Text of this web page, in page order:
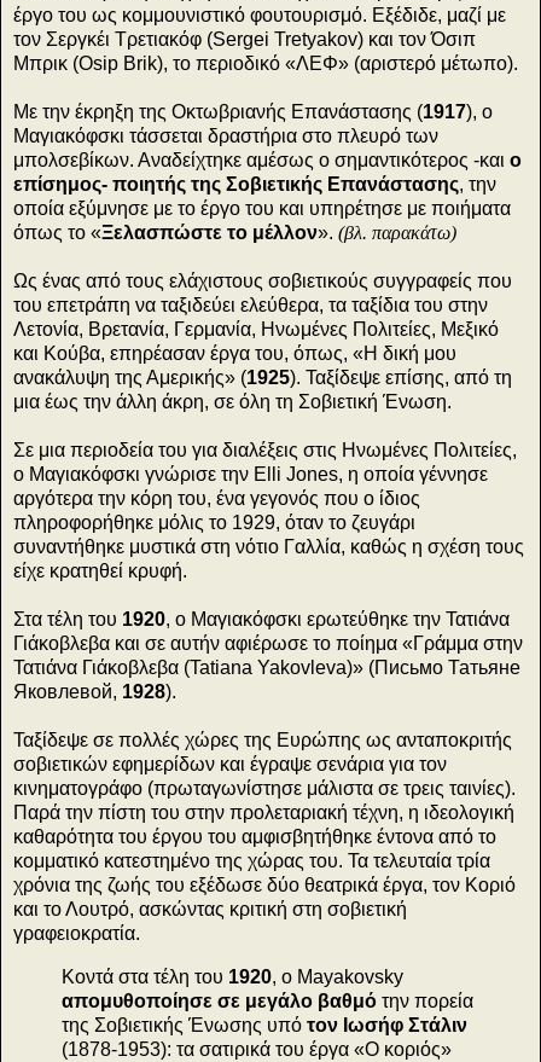
έργο του ως κομμουνιστικό φουτουρισμό. Εξέδιδε, μαζί με
τον Σεργκέι Τρετιακόφ (Sergei Tretyakov) και τον Όσιπ
Μπρικ (Osip Brik), το περιοδικό «ΛΕΦ» (αριστερό μέτωπο).
Με την έκρηξη της Οκτωβριανής Επανάστασης (1917), ο
Μαγιακόφσκι τάσσεται δραστήρια στο πλευρό των
μπολσεβίκων. Αναδείχτηκε αμέσως ο σημαντικότερος -και ο
επίσημος- ποιητής της Σοβιετικής Επανάστασης, την
οποία εξύμνησε με το έργο του και υπηρέτησε με ποιήματα
όπως το «Ξελασπώστε το μέλλον». (βλ. παρακάτω)
Ως ένας από τους ελάχιστους σοβιετικούς συγγραφείς που
του επετράπη να ταξιδεύει ελεύθερα, τα ταξίδια του στην
Λετονία, Βρετανία, Γερμανία, Ηνωμένες Πολιτείες, Μεξικό
και Κούβα, επηρέασαν έργα του, όπως, «Η δική μου
ανακάλυψη της Αμερικής» (1925). Ταξίδεψε επίσης, από τη
μια έως την άλλη άκρη, σε όλη τη Σοβιετική Ένωση.
Σε μια περιοδεία του για διαλέξεις στις Ηνωμένες Πολιτείες,
ο Μαγιακόφσκι γνώρισε την Elli Jones, η οποία γέννησε
αργότερα την κόρη του, ένα γεγονός που ο ίδιος
πληροφορήθηκε μόλις το 1929, όταν το ζευγάρι
συναντήθηκε μυστικά στη νότιο Γαλλία, καθώς η σχέση τους
είχε κρατηθεί κρυφή.
Στα τέλη του 1920, ο Μαγιακόφσκι ερωτεύθηκε την Τατιάνα
Γιάκοβλεβα και σε αυτήν αφιέρωσε το ποίημα «Γράμμα στην
Τατιάνα Γιάκοβλεβα (Tatiana Yakovleva)» (Письмо Татьяне
Яковлевой, 1928).
Ταξίδεψε σε πολλές χώρες της Ευρώπης ως ανταποκριτής
σοβιετικών εφημερίδων και έγραψε σενάρια για τον
κινηματογράφο (πρωταγωνίστησε μάλιστα σε τρεις ταινίες).
Παρά την πίστη του στην προλεταριακή τέχνη, η ιδεολογική
καθαρότητα του έργου του αμφισβητήθηκε έντονα από το
κομματικό κατεστημένο της χώρας του. Τα τελευταία τρία
χρόνια της ζωής του εξέδωσε δύο θεατρικά έργα, τον Κοριό
και το Λουτρό, ασκώντας κριτική στη σοβιετική
γραφειοκρατία.
Κοντά στα τέλη του 1920, ο Mayakovsky
απομυθοποίησε σε μεγάλο βαθμό την πορεία
της Σοβιετικής Ένωσης υπό τον Ιωσήφ Στάλιν
(1878-1953): τα σατιρικά του έργα «Ο κοριός»